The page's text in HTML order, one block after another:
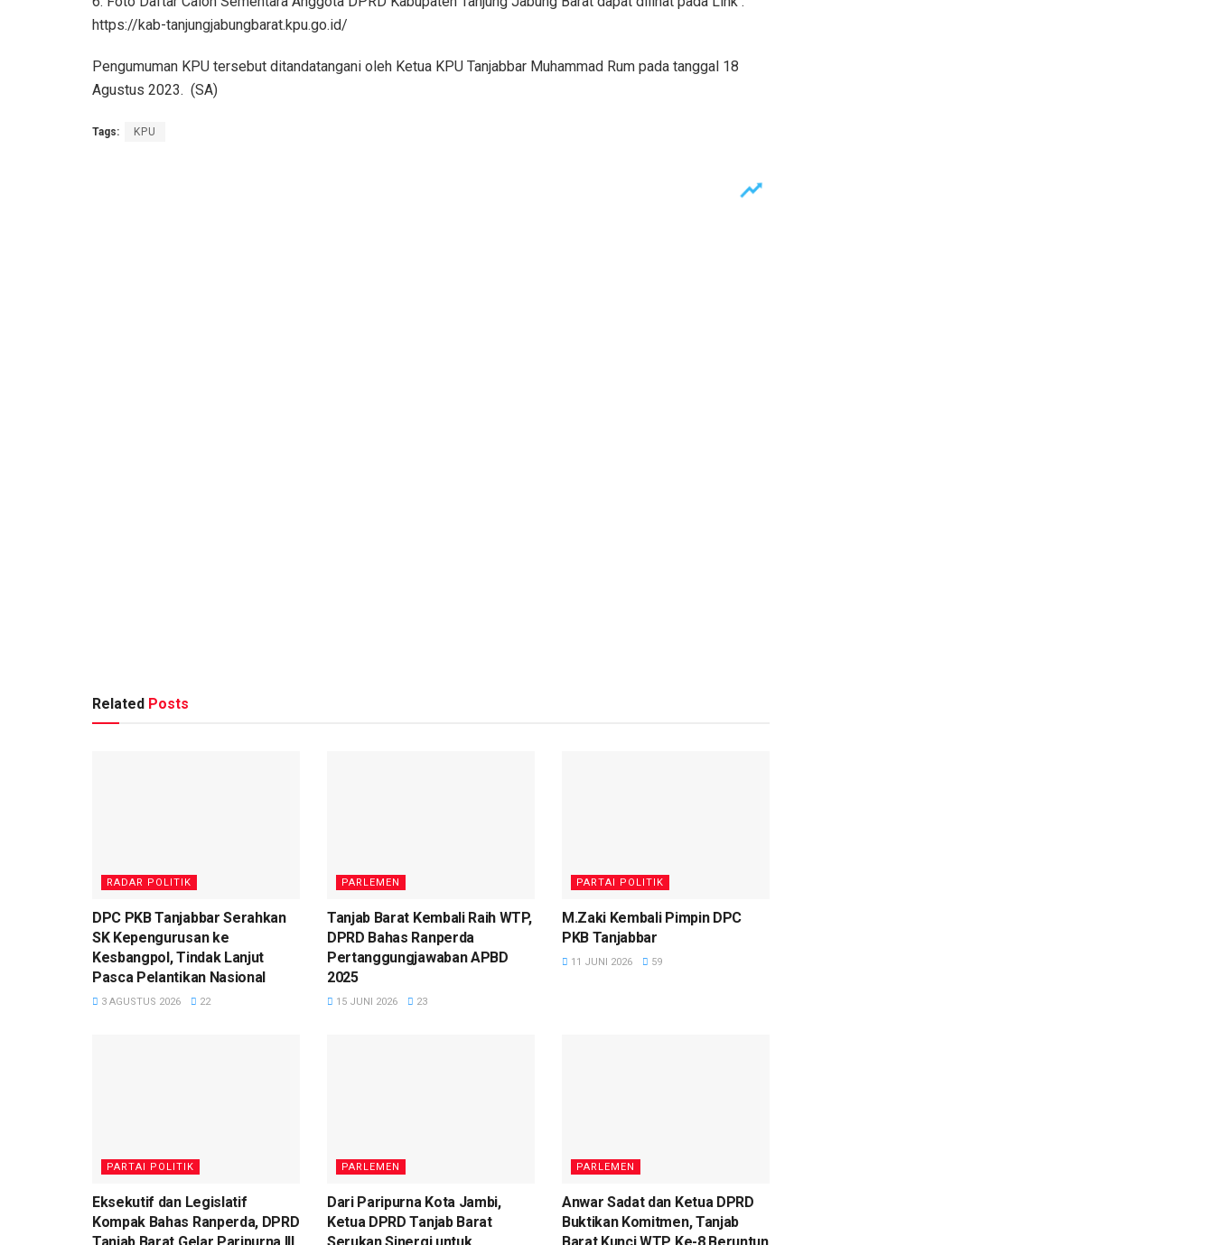
https://kab-tanjungjabungbarat.kpu.go.id/
Pengumuman KPU tersebut ditandatangani oleh Ketua KPU Tanjabbar Muhammad Rum pada tanggal 18
Agustus 2023. (SA)
Tags: KPU
Related Posts
RADAR POLITIK
DPC PKB Tanjabbar Serahkan
SK Kepengurusan ke
Kesbangpol, Tindak Lanjut
Pasca Pelantikan Nasional
3 AGUSTUS 2026 22
PARLEMEN
Tanjab Barat Kembali Raih WTP,
DPRD Bahas Ranperda
Pertanggungjawaban APBD
2025
15 JUNI 2026 23
PARTAI POLITIK
M.Zaki Kembali Pimpin DPC
PKB Tanjabbar
11 JUNI 2026 59
PARTAI POLITIK
Eksekutif dan Legislatif
Kompak Bahas Ranperda, DPRD
Tanjab Barat Gelar Paripurna III
PARLEMEN
Dari Paripurna Kota Jambi,
Ketua DPRD Tanjab Barat
Serukan Sinergi untuk
PARLEMEN
Anwar Sadat dan Ketua DPRD
Buktikan Komitmen, Tanjab
Barat Kunci WTP Ke-8 Beruntun